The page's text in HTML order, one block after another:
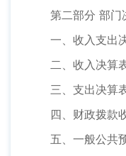
第二部分 部门
一、收入支出
二、收入决算
三、支出决算
四、财政拨款收
五、一般公共预